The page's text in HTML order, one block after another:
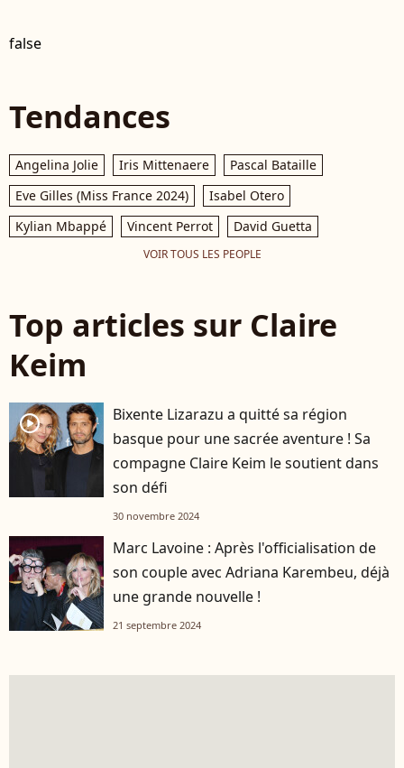
false
Tendances
Angelina Jolie Iris Mittenaere
Pascal Bataille
Eve Gilles (Miss France 2024)
Isabel Otero
Kylian Mbappé
Vincent Perrot David Guetta
VOIR TOUS LES PEOPLE
Top articles sur Claire
Keim
player2
Bixente Lizarazu a quitté sa région
basque pour une sacrée aventure ! Sa
compagne Claire Keim le soutient dans
son défi
30 novembre 2024
Marc Lavoine : Après l'officialisation de
son couple avec Adriana Karembeu, déjà
une grande nouvelle !
21 septembre 2024